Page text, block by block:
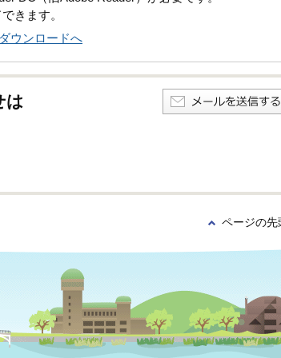
きます。
ウンロードへ
は
ページの先